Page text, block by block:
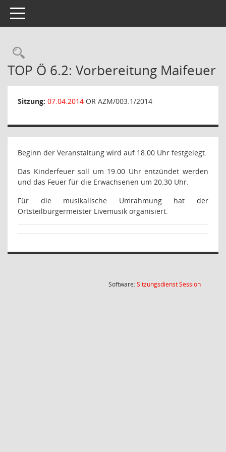
Toggle navigation
Rechercheauswahl
TOP Ö 6.2: Vorbereitung Maifeuer
Sitzung: 07.04.2014 OR AZM/003.1/2014
Beginn der Veranstaltung wird auf 18.00 Uhr festgelegt.
Das Kinderfeuer soll um 19.00 Uhr entzündet werden
und das Feuer für die Erwachsenen um 20.30 Uhr.
Für die musikalische Umrahmung hat der
Ortsteilbürgermeister Livemusik organisiert.
Software:SitzungsdienstSession(Wird in